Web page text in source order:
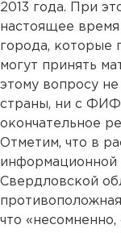
2013 года. При
настоящее
города, которые
могут принять
этому вопросу
страны, ни с
окончательное
Отметим, что в
информационной
Свердловской
что